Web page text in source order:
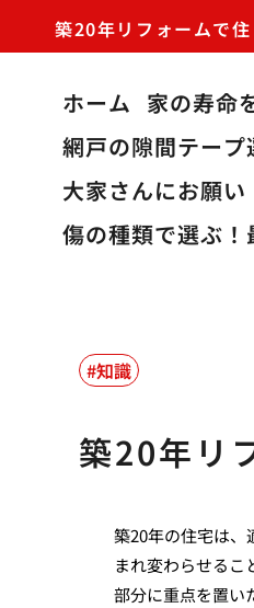
築20年リフォームで
ホーム 家の寿命
網戸の隙間テー
大家さんにお願
傷の種類で選ぶ
知識
築20年リ
築20年の住宅は、
まれ変わらせるこ
部分に重点を置い